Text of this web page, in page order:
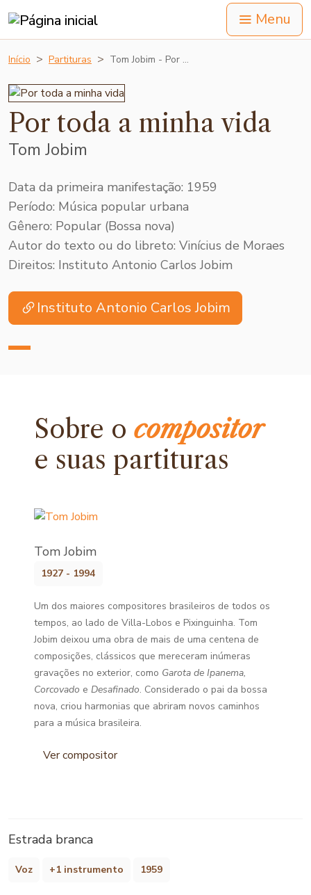
Menu
Início Partituras Tom Jobim - Por …
Por toda a minha vida
Tom Jobim
Data da primeira manifestação: 1959
Período: Música popular urbana
Gênero: Popular (Bossa nova)
Autor do texto ou do libreto: Vinícius de Moraes
Direitos: Instituto Antonio Carlos Jobim
Instituto Antonio Carlos Jobim
Sobre ocompositor
e suas partituras
Tom Jobim
1927 - 1994
Um dos maiores compositores brasileiros de todos os
tempos, ao lado de Villa-Lobos e Pixinguinha. Tom
Jobim deixou uma obra de mais de uma centena de
composições, clássicos que mereceram inúmeras
gravações no exterior, como Garota de Ipanema,
Corcovado eDesafinado. Considerado o pai da bossa
nova, criou harmonias que abriram novos caminhos
para a música brasileira.
Ver compositor
Estrada branca
Voz +1 instrumento 1959